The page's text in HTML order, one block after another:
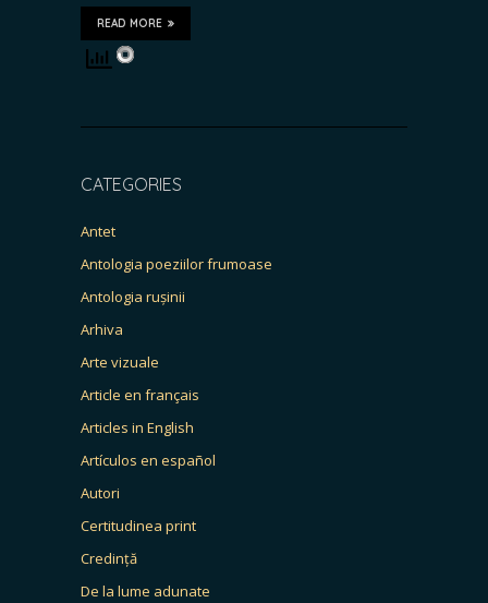
READ MORE
CATEGORIES
Antet
Antologia poeziilor frumoase
Antologia rușinii
Arhiva
Arte vizuale
Article en français
Articles in English
Artículos en español
Autori
Certitudinea print
Credință
De la lume adunate